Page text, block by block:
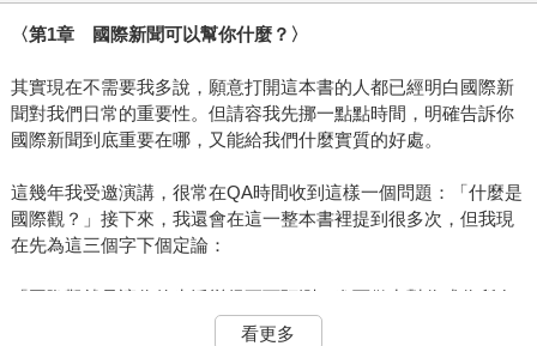
〈第1章 國際新聞可以幫你什麼？〉
其實現在不需要我多說，願意打開這本書的人都已經明白國際新
聞對我們日常的重要性。但請容我先挪一點點時間，明確告訴你
國際新聞到底重要在哪，又能給我們什麼實質的好處。
這幾年我受邀演講，很常在QA時間收到這樣一個問題：「什麼是
國際觀？」接下來，我還會在這一整本書裡提到很多次，但我現
在先為這三個字下個定論：
「國際觀就是讓你的生活變得更可預測，進而做出對你或你所在
看更多